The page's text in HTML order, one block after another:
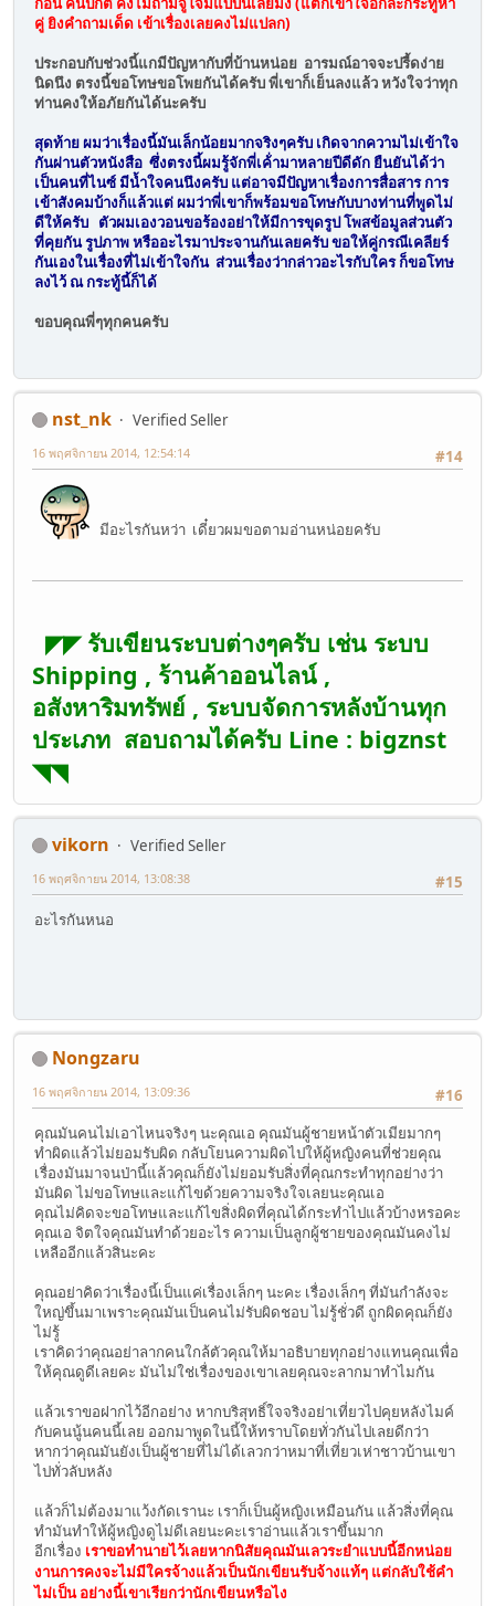
คู่ ยิงคำถามเด็ด เข้าเรื่องเลยคงไม่แปลก)
ประกอบกับช่วงนี้แกมีปัญหากับที่บ้านหน่อย อารมณ์อาจจะปรี้ดง่าย
นิดนึง ตรงนี้ขอโทษขอโพยกันได้ครับ พี่เขาก็เย็นลงแล้ว หวังใจว่าทุก
ท่านคงให้อภัยกันได้นะครับ
สุดท้าย ผมว่าเรื่องนี้มันเล็กน้อยมากจริงๆครับ เกิดจากความไม่เข้าใจ
กันผ่านตัวหนังสือ ซึ่งตรงนี้ผมรู้จักพี่เค้่ามาหลายปีดีดัก ยืนยันได้ว่า
เป็นคนที่ไนซ์ มีน้ำใจคนนึงครับ แต่อาจมีปัญหาเรื่องการสื่อสาร การ
เข้าสังคมบ้างก็แล้วแต่ ผมว่าพี่เขาก็พร้อมขอโทษกับบางท่านที่พูดไม่
ดีให้ครับ ตัวผมเองวอนขอร้องอย่าให้มีการขุดรูป โพสข้อมูลส่วนตัว
ที่คุยกัน รูปภาพ หรืออะไรมาประจานกันเลยครับ ขอให้คู่กรณีเคลียร์
กันเองในเรื่องที่ไม่เข้าใจกัน ส่วนเรื่องว่ากล่าวอะไรกับใคร ก็ขอโทษ
ลงไว้ ณ กระทู้นี้ก็ได้
ขอบคุณพี่ๆทุกคนครับ
nst_nk
Verified Seller
#14
16 พฤศจิกายน 2014, 12:54:14
มีอะไรกันหว่า เดี๋ยวผมขอตามอ่านหน่อยครับ
◤◤ รับเขียนระบบต่างๆครับ เช่น ระบบ
Shipping , ร้านค้าออนไลน์ ,
อสังหาริมทรัพย์ , ระบบจัดการหลังบ้านทุก
ประเภท สอบถามได้ครับ Line : bigznst
◥◥
vikorn
Verified Seller
#15
16 พฤศจิกายน 2014, 13:08:38
อะไรกันหนอ
Nongzaru
#16
16 พฤศจิกายน 2014, 13:09:36
คุณมันคนไม่เอาไหนจริงๆ นะคุณเอ คุณมันผู้ชายหน้าตัวเมียมากๆ
ทำผิดแล้วไม่ยอมรับผิด กลับโยนความผิดไปให้ผู้หญิงคนที่ช่วยคุณ
เรื่องมันมาจนป่านี้แล้วคุณก็ยังไม่ยอมรับสิ่งที่คุณกระทำทุกอย่างว่า
มันผิด ไม่ขอโทษและแก้ไขด้วยความจริงใจเลยนะคุณเอ
คุณไม่คิดจะขอโทษและแก้ไขสิ่งผิดที่คุณได้กระทำไปแล้วบ้างหรอคะ
คุณเอ จิตใจคุณมันทำด้วยอะไร ความเป็นลูกผู้ชายของคุณมันคงไม่
เหลืออีกแล้วสินะคะ
คุณอย่าคิดว่าเรื่องนี้เป็นแค่เรื่องเล็กๆ นะคะ เรื่องเล็กๆ ที่มันกำลังจะ
ใหญ่ขึ้นมาเพราะคุณมันเป็นคนไม่รับผิดชอบ ไม่รู้ชั่วดี ถูกผิดคุณก็ยัง
ไม่รู้
เราคิดว่าคุณอย่าลากคนใกล้ตัวคุณให้มาอธิบายทุกอย่างแทนคุณเพื่อ
ให้คุณดูดีเลยคะ มันไม่ใช่เรื่องของเขาเลยคุณจะลากมาทำไมกัน
แล้วเราขอฝากไว้อีกอย่าง หากบริสุทธิ์ใจจริงอย่าเที่ยวไปคุยหลังไมค์
กับคนนู้นคนนี้เลย ออกมาพูดในนี้ให้ทราบโดยทั่วกันไปเลยดีกว่า
หากว่าคุณมันยังเป็นผู้ชายที่ไม่ได้เลวกว่าหมาที่เที่ยวเห่าชาวบ้านเขา
ไปทั่วลับหลัง
แล้วก็ไม่ต้องมาแว้งกัดเรานะ เราก็เป็นผู้หญิงเหมือนกัน แล้วสิ่งที่คุณ
ทำมันทำให้ผู้หญิงดูไม่ดีเลยนะคะเราอ่านแล้วเราขึ้นมาก
อีกเรื่อง เราขอทำนายไว้เลยหากนิสัยคุณมันเลวระยำแบบนี้อีกหน่อย
งานการคงจะไม่มีใครจ้างแล้วเป็นนักเขียนรับจ้างแท้ๆ แต่กลับใช้คำ
ไม่เป็น อย่างนี้เขาเรียกว่านักเขียนหรือไง